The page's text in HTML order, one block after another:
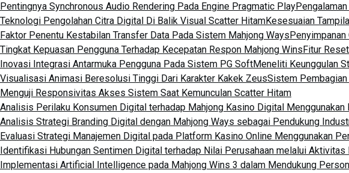
Pentingnya Synchronous Audio Rendering Pada Engine Pragmatic Play
Teknologi Pengolahan Citra Digital Di Balik Visual Scatter HitamKesesuaian
Faktor Penentu Kestabilan Transfer Data Pada Sistem Mahjong Ways
Tingkat Kepuasan Pengguna Terhadap Kecepatan Respon Mahjong WinsFitur
Inovasi Integrasi Antarmuka Pengguna Pada Sistem PG SoftMeneliti Keunggulan
Visualisasi Animasi Beresolusi Tinggi Dari Karakter Kakek ZeusSistem
Menguji Responsivitas Akses Sistem Saat Kemunculan Scatter Hitam
Analisis Perilaku Konsumen Digital terhadap Mahjong Kasino Digital
Analisis Strategi Branding Digital dengan Mahjong Ways sebagai Pendukung
Evaluasi Strategi Manajemen Digital pada Platform Kasino Online Menggunakan
Identifikasi Hubungan Sentimen Digital terhadap Nilai Perusahaan melalui Aktivitas
Implementasi Artificial Intelligence pada Mahjong Wins 3 dalam Mendukung